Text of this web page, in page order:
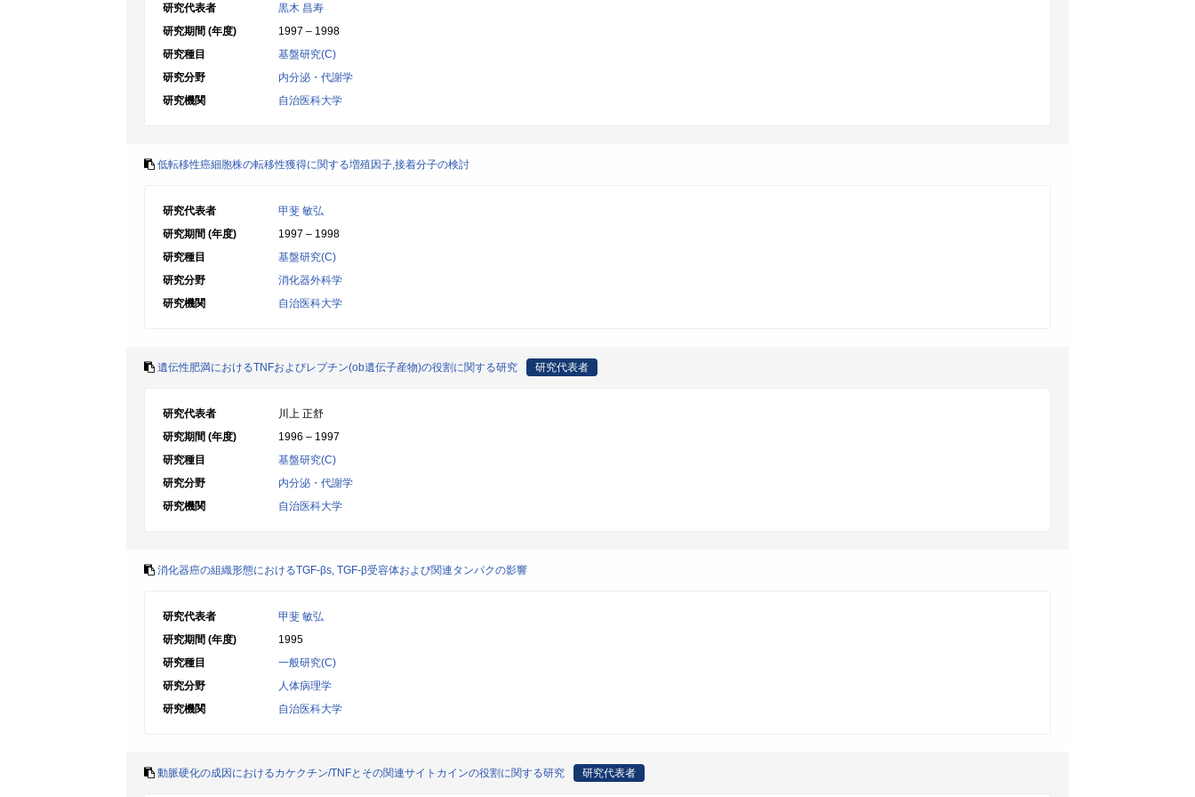
研究代表者
黒木 昌寿
研究期間 (年度)
1997 – 1998
研究種目
基盤研究(C)
研究分野
内分泌・代謝学
研究機関
自治医科大学
低転移性癌細胞株の転移性獲得に関する増殖因子,接着分子の検討
研究代表者
甲斐 敏弘
研究期間 (年度)
1997 – 1998
研究種目
基盤研究(C)
研究分野
消化器外科学
研究機関
自治医科大学
遺伝性肥満におけるTNFおよびレプチン(ob遺伝子産物)の役割に関する研究 研究代表者
研究代表者
川上 正舒
研究期間 (年度)
1996 – 1997
研究種目
基盤研究(C)
研究分野
内分泌・代謝学
研究機関
自治医科大学
消化器癌の組織形態におけるTGF-βs, TGF-β受容体および関連タンパクの影響
研究代表者
甲斐 敏弘
研究期間 (年度)
1995
研究種目
一般研究(C)
研究分野
人体病理学
研究機関
自治医科大学
動脈硬化の成因におけるカケクチン/TNFとその関連サイトカインの役割に関する研究 研究代表者